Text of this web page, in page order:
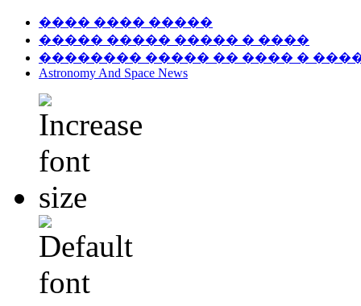
���� ���� �����
����� ����� ����� � ����
�������� ����� �� ���� �
Astronomy And Space News